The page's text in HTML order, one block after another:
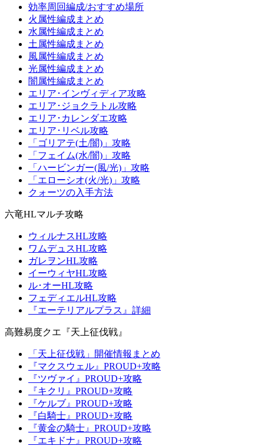
効率周回編成/おすすめ場所
火属性編成まとめ
水属性編成まとめ
土属性編成まとめ
風属性編成まとめ
光属性編成まとめ
闇属性編成まとめ
エリア･インヴィディア攻略
エリア･ジョクラトル攻略
エリア･カレンダエ攻略
エリア･リベル攻略
「ゴリアテ(土/闇)」攻略
「フェイム(水/闇)」攻略
「ハービンガー(風/光)」攻略
「エローシオ(火/光)」攻略
クォーツの入手方法
六竜HLマルチ攻略
ウィルナスHL攻略
ワムデュスHL攻略
ガレヲンHL攻略
イーウィヤHL攻略
ル･オーHL攻略
フェディエルHL攻略
『エーテリアルプラス』詳細
高難易度クエ『天上征伐戦』
「天上征伐戦」開催情報まとめ
『マクスウェル』PROUD+攻略
『ツヴァイ』PROUD+攻略
『キクリ』PROUD+攻略
『ケルブ』PROUD+攻略
『白騎士』PROUD+攻略
『黄金の騎士』PROUD+攻略
『エキドナ』PROUD+攻略